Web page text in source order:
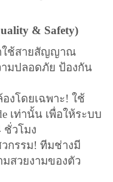
& Safety)
ใช้สายสัญญาณ
มปลอดภัย ป้องกัน
งโดยเฉพาะ! ใช้
เท่านั้น เพื่อให้ระบบ
ชั่วโมง
กรรม! ทีมช่างมี
สวยงามของตัว